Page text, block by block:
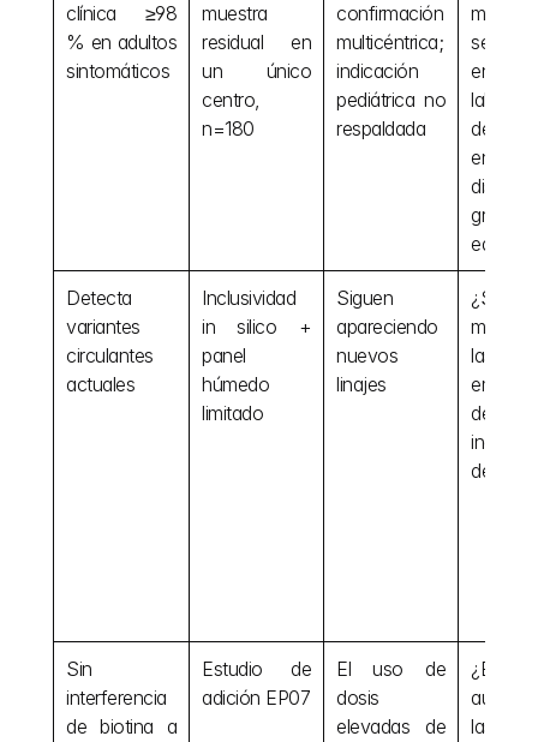
clínica ≥98
% en adultos
sintomáticos
muestra
residual en
un único
centro,
n=180
confirmación
multicéntrica;
indicación
pediátrica no
respaldada
en
de la
en
distintos
edad?
Detecta
variantes
circulantes
actuales
Inclusividad
in silico +
panel
húmedo
limitado
Siguen
apareciendo
nuevos
linajes
¿Se
las
dentro
Sin
interferencia
de biotina a
Estudio de
adición EP07
El uso de
dosis
elevadas de
¿Están
las